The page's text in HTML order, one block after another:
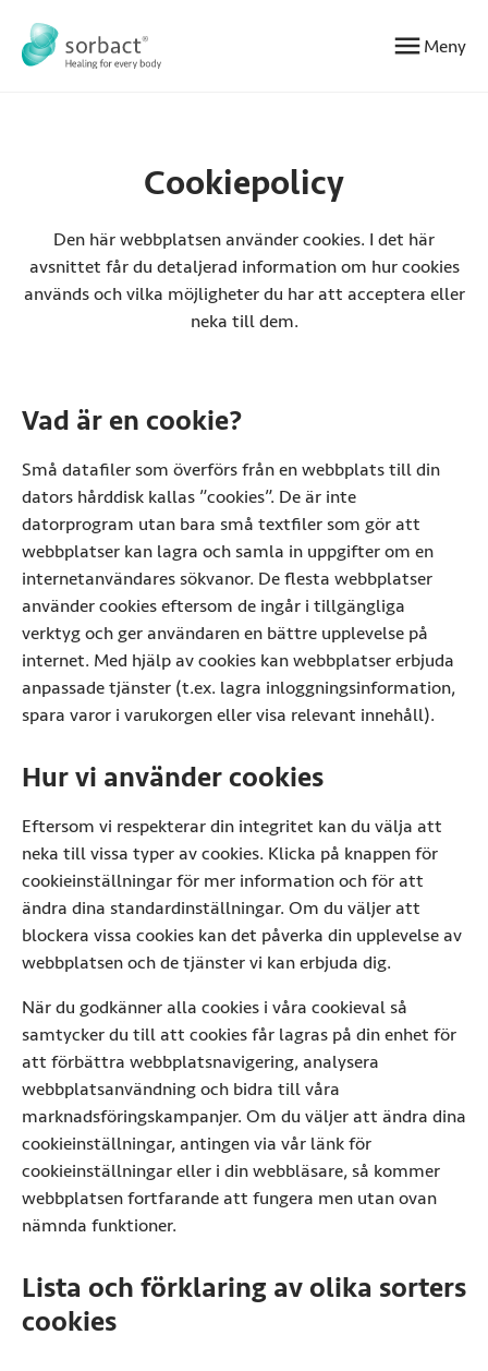
Meny
Cookiepolicy
Den här webbplatsen använder cookies. I det här
avsnittet får du detaljerad information om hur cookies
används och vilka möjligheter du har att acceptera eller
neka till dem.
Vad är en cookie?
Små datafiler som överförs från en webbplats till din
dators hårddisk kallas ”cookies”. De är inte
datorprogram utan bara små textfiler som gör att
webbplatser kan lagra och samla in uppgifter om en
internetanvändares sökvanor. De flesta webbplatser
använder cookies eftersom de ingår i tillgängliga
verktyg och ger användaren en bättre upplevelse på
internet. Med hjälp av cookies kan webbplatser erbjuda
anpassade tjänster (t.ex. lagra inloggningsinformation,
spara varor i varukorgen eller visa relevant innehåll).
Hur vi använder cookies
Eftersom vi respekterar din integritet kan du välja att
neka till vissa typer av cookies. Klicka på knappen för
cookieinställningar för mer information och för att
ändra dina standardinställningar. Om du väljer att
blockera vissa cookies kan det påverka din upplevelse av
webbplatsen och de tjänster vi kan erbjuda dig.
När du godkänner alla cookies i våra cookieval så
samtycker du till att cookies får lagras på din enhet för
att förbättra webbplatsnavigering, analysera
webbplatsanvändning och bidra till våra
marknadsföringskampanjer. Om du väljer att ändra dina
cookieinställningar, antingen via vår länk för
cookieinställningar eller i din webbläsare, så kommer
webbplatsen fortfarande att fungera men utan ovan
nämnda funktioner.
Lista och förklaring av olika sorters
cookies